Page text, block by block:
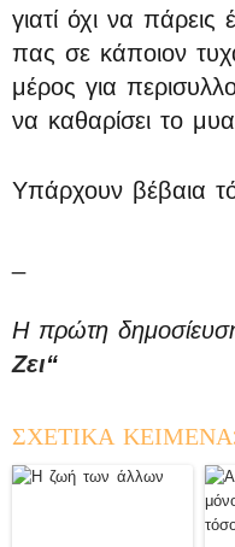
γιατί όχι να πάρεις
πας σε κάποιον
μέρος για
να καθαρίσει το
Υπάρχουν βέβαια
Η πρώτη
Ζει“
ΣΧΕΤΙΚΑ